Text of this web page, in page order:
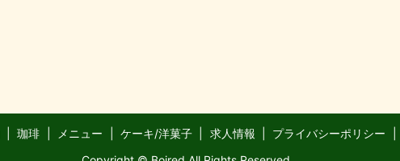
珈琲 メニュー ケーキ/洋菓子 求人情報 プライバシーポリシー